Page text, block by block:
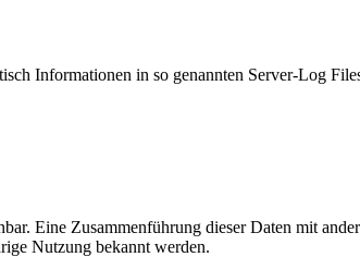
Informationen in so genannten Server-Log
Eine Zusammenführung dieser Daten mit
Nutzung bekannt werden.